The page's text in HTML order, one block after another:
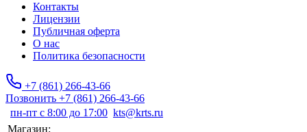
Контакты
Лицензии
Публичная оферта
О нас
Политика безопасности
+7 (861) 266-43-66
Позвонить +7 (861) 266-43-66
пн-пт с 8:00 до 17:00 kts@krts.ru
Магазин: